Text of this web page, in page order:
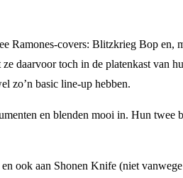
covers: Blitzkrieg Bop en,
toch in de platenkast van
zo’n basic line-up hebben.
en blenden mooi in. Hun twee
ook aan Shonen Knife (niet